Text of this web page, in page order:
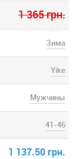
1 365 грн.
Зима
Yike
Мужчины
41-46
1 137.50 грн.